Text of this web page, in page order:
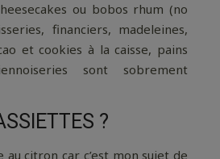
ou bobos rhum (no
financiers, madeleines,
et cookies à la caisse, pains
sont sobrement
?
au citron car c’est mon sujet de